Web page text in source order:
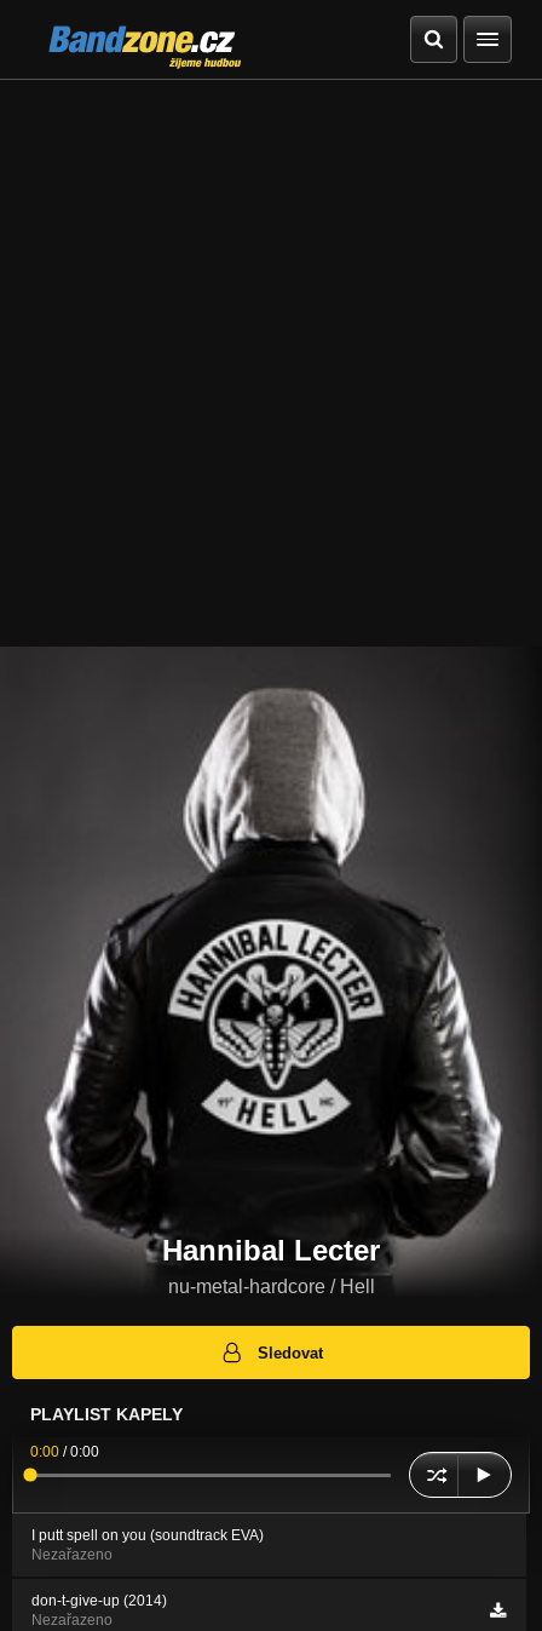
Bandzone.cz
žijeme hudbou
Hannibal Lecter
nu-metal-hardcore / Hell
Sledovat
PLAYLIST KAPELY
0:00 /0:00
I putt spell on you (soundtrack EVA)
Nezařazeno
don-t-give-up (2014)
Nezařazeno